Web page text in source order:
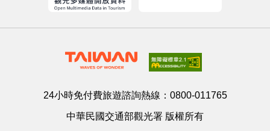
24小時免付費旅遊諮詢熱線： 0800-011765
中華民國交通部觀光署 版權所有